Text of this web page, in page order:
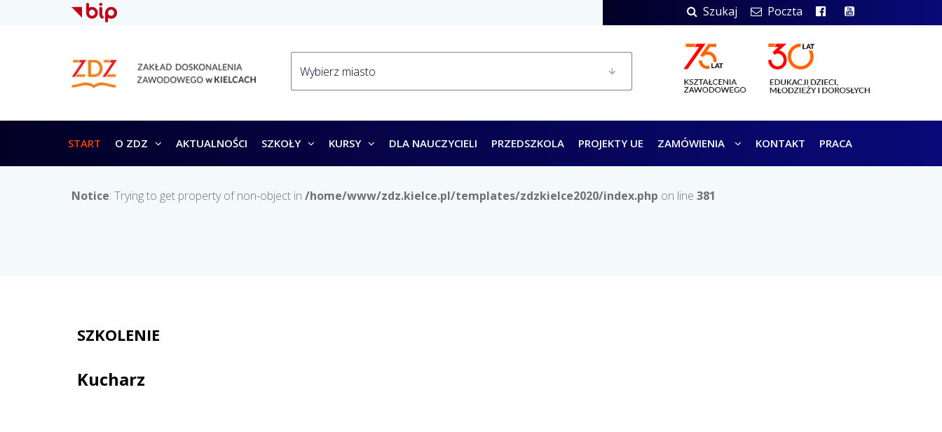
Szukaj Poczta
START O ZDZ AKTUALNOŚCI SZKOŁY KURSY DLA NAUCZYCIELI PRZEDSZKOLA PROJEKTY UE ZAMÓWIENIA KONTAKT PRACA
Notice: Trying to get property of non-object in /home/www/zdz.kielce.pl/templates/zdzkielce2020/index.php on line 381
SZKOLENIE
Kucharz